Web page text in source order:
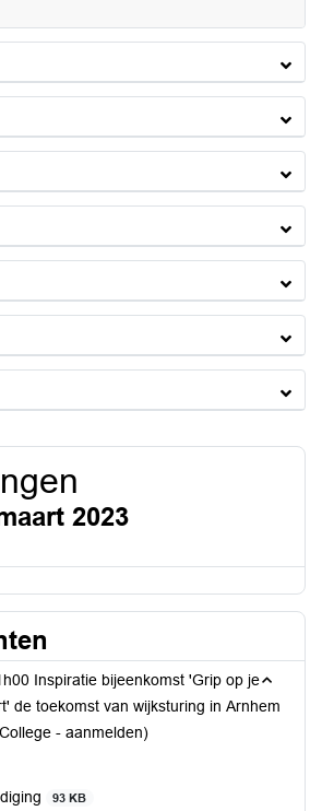
2023
Inspiratie bijeenkomst 'Grip op je
de toekomst van wijksturing in Arnhem
- aanmelden)
93 KB